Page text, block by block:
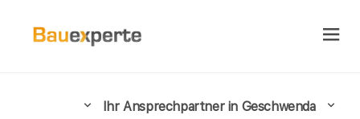
Ihr Ansprechpartner in Geschwenda